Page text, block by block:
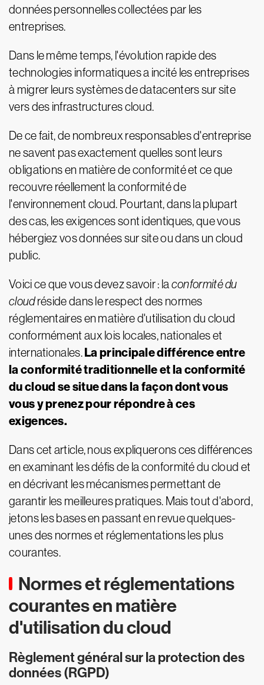
données personnelles collectées par les
entreprises.
Dans le même temps, l'évolution rapide des
technologies informatiques a incité les entreprises
à migrer leurs systèmes de datacenters sur site
vers des infrastructures cloud.
De ce fait, de nombreux responsables d'entreprise
ne savent pas exactement quelles sont leurs
obligations en matière de conformité et ce que
recouvre réellement la conformité de
l'environnement cloud. Pourtant, dans la plupart
des cas, les exigences sont identiques, que vous
hébergiez vos données sur site ou dans un cloud
public.
Voici ce que vous devez savoir : la conformité du
cloudréside dans le respect des normes
réglementaires en matière d'utilisation du cloud
conformément aux lois locales, nationales et
internationales.La principale différence entre
la conformité traditionnelle et la conformité
du cloud se situe dans la façon dont vous
vous y prenez pour répondre à ces
exigences.
Dans cet article, nous expliquerons ces différences
en examinant les défis de la conformité du cloud et
en décrivant les mécanismes permettant de
garantir les meilleures pratiques. Mais tout d'abord,
jetons les bases en passant en revue quelques-
unes des normes et réglementations les plus
courantes.
Normes et réglementations
courantes en matière
d'utilisation du cloud
Règlement général sur la protection des
données (RGPD)